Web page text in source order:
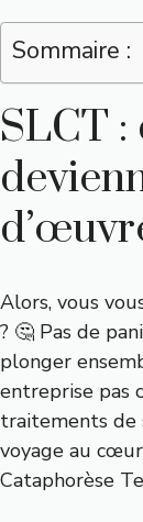
Sommaire :
SLCT
Alors, vous
? 🤔 Pas de
plonger
entreprise pas
traitements de
voyage au
Cataphorèse